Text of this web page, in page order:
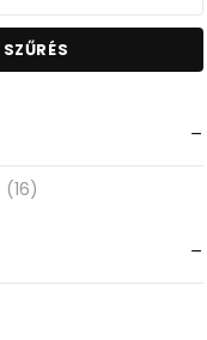
SZŰRÉS
(16)